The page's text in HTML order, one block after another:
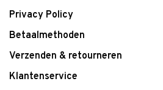
Privacy Policy
Betaalmethoden
Verzenden & retourneren
Klantenservice